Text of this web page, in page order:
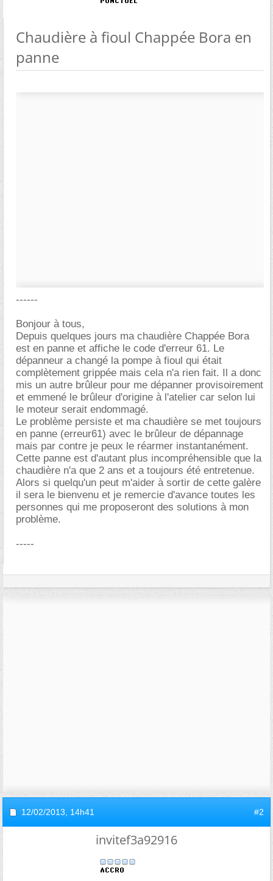
Chaudière à fioul Chappée Bora en
panne
------
Bonjour à tous,
Depuis quelques jours ma chaudière Chappée Bora
est en panne et affiche le code d'erreur 61. Le
dépanneur a changé la pompe à fioul qui était
complètement grippée mais cela n'a rien fait. Il a donc
mis un autre brûleur pour me dépanner provisoirement
et emmené le brûleur d'origine à l'atelier car selon lui
le moteur serait endommagé.
Le problème persiste et ma chaudière se met toujours
en panne (erreur61) avec le brûleur de dépannage
mais par contre je peux le réarmer instantanément.
Cette panne est d'autant plus incompréhensible que la
chaudière n'a que 2 ans et a toujours été entretenue.
Alors si quelqu'un peut m'aider à sortir de cette galère
il sera le bienvenu et je remercie d'avance toutes les
personnes qui me proposeront des solutions à mon
problème.
-----
12/02/2013, 14h41 #2
invitef3a92916